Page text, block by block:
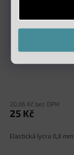
Elastická
20,66 Kč bez DPH
25 Kč
Elastická lycra 0,8